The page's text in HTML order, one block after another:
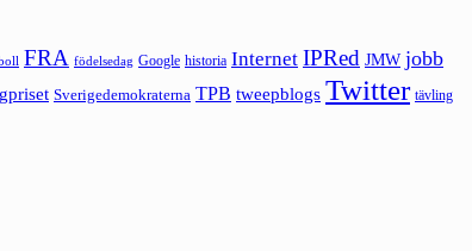
FRA födelsedag Google historia Internet IPRed JMW jobb
Sverigedemokraterna TPB tweepblogs Twitter tävling